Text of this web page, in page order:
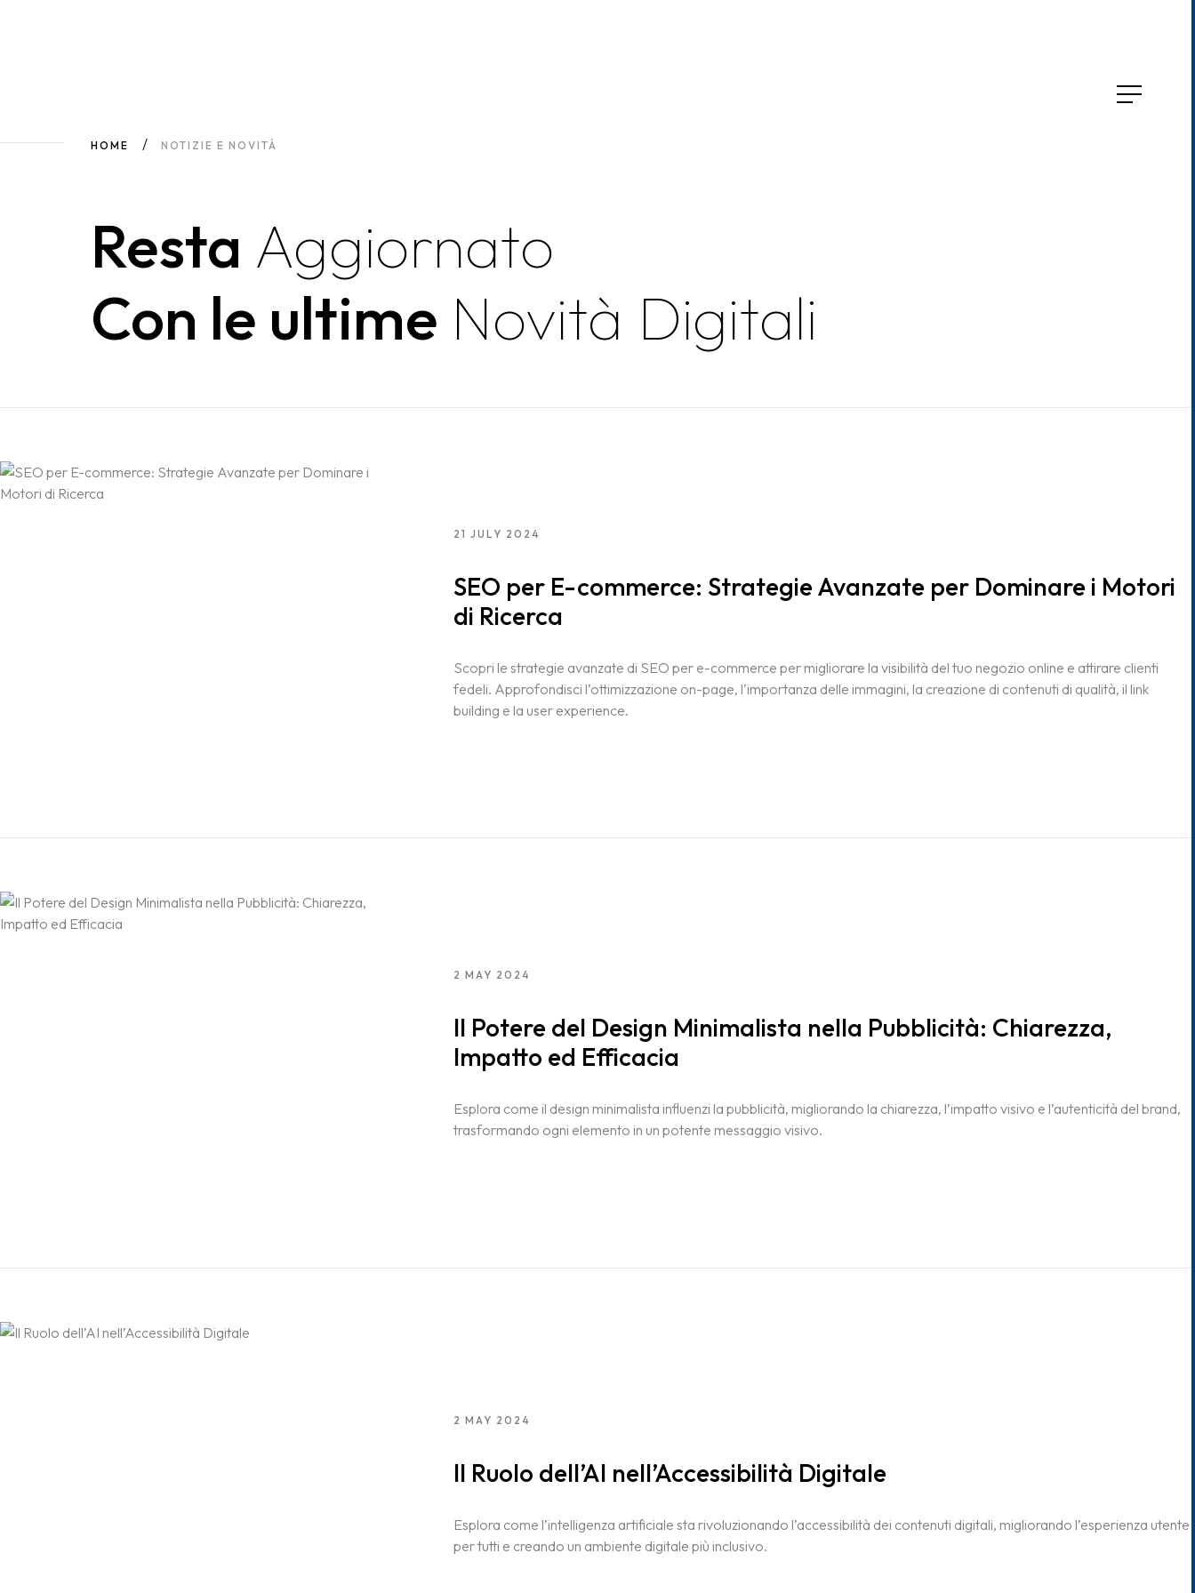
HOME NOTIZIE E NOVITÀ
Resta Aggiornato
Con le ultime Novità Digitali
21 JULY 2024
SEO per E-commerce: Strategie Avanzate per Dominare i Motori
di Ricerca
Scopri le strategie avanzate di SEO per e-commerce per migliorare la visibilità del tuo negozio online e attirare clienti
fedeli. Approfondisci l’ottimizzazione on-page, l’importanza delle immagini, la creazione di contenuti di qualità, il link
building e la user experience.
2 MAY 2024
Il Potere del Design Minimalista nella Pubblicità: Chiarezza,
Impatto ed Efficacia
Esplora come il design minimalista influenzi la pubblicità, migliorando la chiarezza, l’impatto visivo e l’autenticità del brand,
trasformando ogni elemento in un potente messaggio visivo.
2 MAY 2024
Il Ruolo dell’AI nell’Accessibilità Digitale
Esplora come l’intelligenza artificiale sta rivoluzionando l’accessibilità dei contenuti digitali, migliorando l’esperienza utente
per tutti e creando un ambiente digitale più inclusivo.